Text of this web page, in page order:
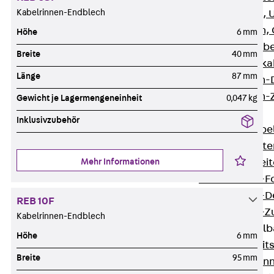
G Gitterbahn,
GI
GTD
GTDW
Gitterbahnen-
Kabelleitern
Zurück
LGG
LGGS
Kabelleitern-
Kabelleitern-
Kabelleitern-
Zurück
WPL
Kabelrinnen-Endblech
Höhe 6 mm
Breite 40 mm
Länge 87 mm
Gewicht je Lagermengeneinheit 0,047 kg
Inklusivzubehör
Mehr Informationen
REB 10F
Kabelrinnen-Endblech
Höhe 6 mm
Breite 95 mm